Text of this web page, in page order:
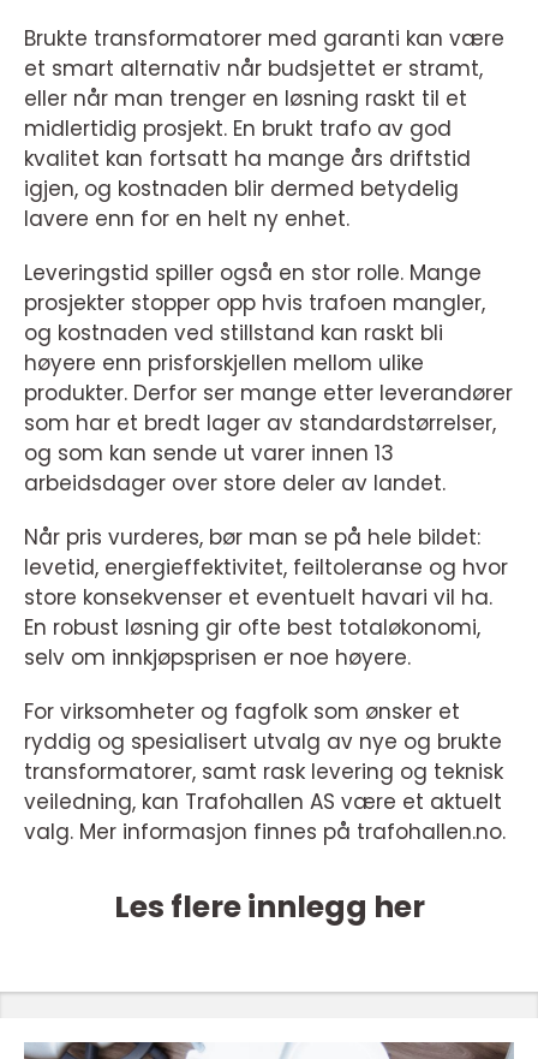
Brukte transformatorer med garanti kan være
et smart alternativ når budsjettet er stramt,
eller når man trenger en løsning raskt til et
midlertidig prosjekt. En brukt trafo av god
kvalitet kan fortsatt ha mange års driftstid
igjen, og kostnaden blir dermed betydelig
lavere enn for en helt ny enhet.
Leveringstid spiller også en stor rolle. Mange
prosjekter stopper opp hvis trafoen mangler,
og kostnaden ved stillstand kan raskt bli
høyere enn prisforskjellen mellom ulike
produkter. Derfor ser mange etter leverandører
som har et bredt lager av standardstørrelser,
og som kan sende ut varer innen 13
arbeidsdager over store deler av landet.
Når pris vurderes, bør man se på hele bildet:
levetid, energieffektivitet, feiltoleranse og hvor
store konsekvenser et eventuelt havari vil ha.
En robust løsning gir ofte best totaløkonomi,
selv om innkjøpsprisen er noe høyere.
For virksomheter og fagfolk som ønsker et
ryddig og spesialisert utvalg av nye og brukte
transformatorer, samt rask levering og teknisk
veiledning, kan Trafohallen AS være et aktuelt
valg. Mer informasjon finnes på trafohallen.no.
Les flere innlegg her